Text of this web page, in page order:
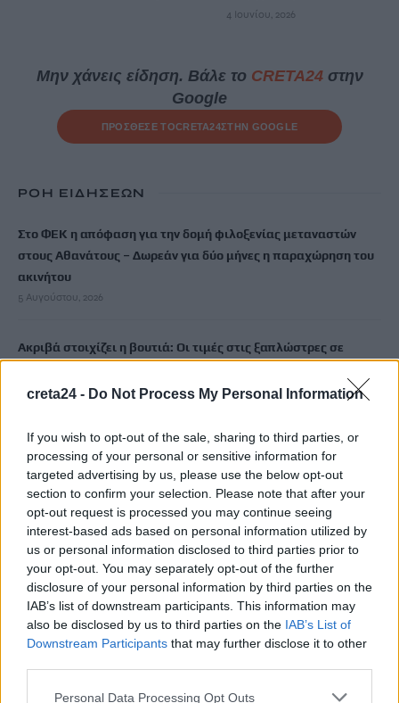
creta24 - Do Not Process My Personal Information
If you wish to opt-out of the sale, sharing to third parties, or
processing of your personal or sensitive information for
targeted advertising by us, please use the below opt-out
section to confirm your selection. Please note that after your
opt-out request is processed you may continue seeing
interest-based ads based on personal information utilized by
us or personal information disclosed to third parties prior to
your opt-out. You may separately opt-out of the further
disclosure of your personal information by third parties on the
IAB’s list of downstream participants. This information may
also be disclosed by us to third parties on the IAB’s List of
Downstream Participants that may further disclose it to other
Personal Data Processing Opt Outs
4 Ιουνίου, 2026
Μην χάνεις είδηση. Βάλε το CRETA24στην
Google
ΠΡΟΣΘΕΣΕ ΤΟCRETA24ΣΤΗΝ GOOGLE
ΡΟΗ ΕΙΔΗΣΕΩΝ
Στο ΦΕΚ η απόφαση για την δομή φιλοξενίας μεταναστών
στους Αθανάτους – Δωρεάν για δύο μήνες η παραχώρηση του
ακινήτου
5 Αυγούστου, 2026
Ακριβά στοιχίζει η βουτιά: Οι τιμές στις ξαπλώστρες σε
5 Αυγούστου, 2026
e-ΕΦΚΑ: Πότε καταβάλλεται το αδειοδωρόσημο στους
οικοδόμους
5 Αυγούστου, 2026
Πήγε για ψώνια με το ελικόπτερό του γιατί η διαδρομή με το
αμάξι ήταν… πολύ μεγάλη
5 Αυγούστου, 2026
Μύκονος: 35χρονος οδηγός έκλεψε από τουρίστα επώνυμη
τσάντα και ρολόι αξίας 75.000 ευρώ